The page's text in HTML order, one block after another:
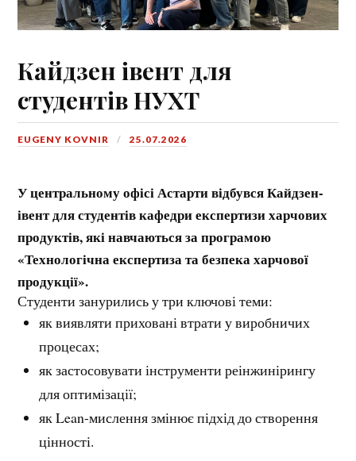
Кайдзен івент для
студентів НУХТ
EUGENY KOVNIR 25.07.2026
У центральному офісі Астарти відбувся Кайдзен-
івент для студентів кафедри експертизи харчових
продуктів, які навчаються за програмою
«Технологічна експертиза та безпека харчової
продукції».
Студенти занурились у три ключові теми:
як виявляти приховані втрати у виробничих
процесах;
як застосовувати інструменти реінжинірингу
для оптимізації;
як Lean-мислення змінює підхід до створення
цінності.